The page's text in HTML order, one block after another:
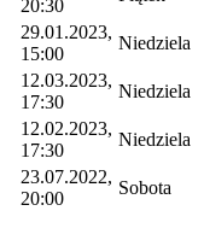
20:30
29.01.2023,
15:00
Niedziela
12.03.2023,
17:30
Niedziela
12.02.2023,
17:30
Niedziela
23.07.2022,
20:00
Sobota